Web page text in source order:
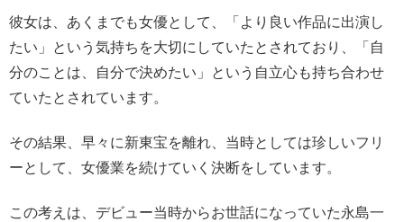
彼女は、あくまでも女優として、「より良い作品に出演し
たい」という気持ちを大切にしていたとされており、「自
分のことは、自分で決めたい」という自立心も持ち合わせ
ていたとされています。
その結果、早々に新東宝を離れ、当時としては珍しいフリ
ーとして、女優業を続けていく決断をしています。
この考えは、デビュー当時からお世話になっていた永島一